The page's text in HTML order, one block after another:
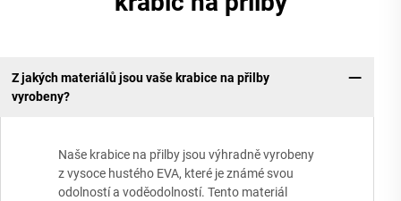
Z jakých materiálů jsou vaše krabice na přilby
vyrobeny?
Naše krabice na přilby jsou výhradně vyrobeny
z vysoce hustého EVA, které je známé svou
odolností a voděodolností. Tento materiál